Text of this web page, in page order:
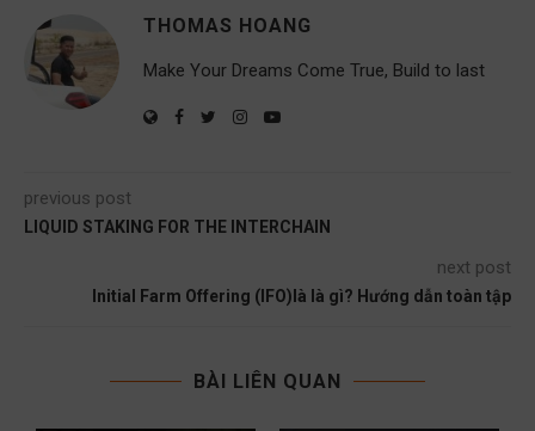
THOMAS HOANG
Make Your Dreams Come True, Build to last
previous post
LIQUID STAKING FOR THE INTERCHAIN
next post
Initial Farm Offering (IFO)là là gì? Hướng dẫn toàn tập
BÀI LIÊN QUAN